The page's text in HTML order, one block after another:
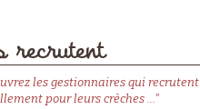
les gestionnaires qui recrutent
pour leurs crèches ..."